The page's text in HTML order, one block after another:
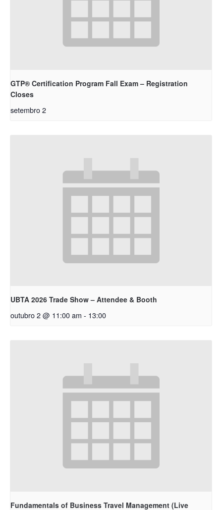
GTP® Certification Program Fall Exam – Registration
Closes
setembro 2
UBTA 2026 Trade Show – Attendee & Booth
outubro 2 @ 11:00 am - 13:00
Fundamentals of Business Travel Management (Live